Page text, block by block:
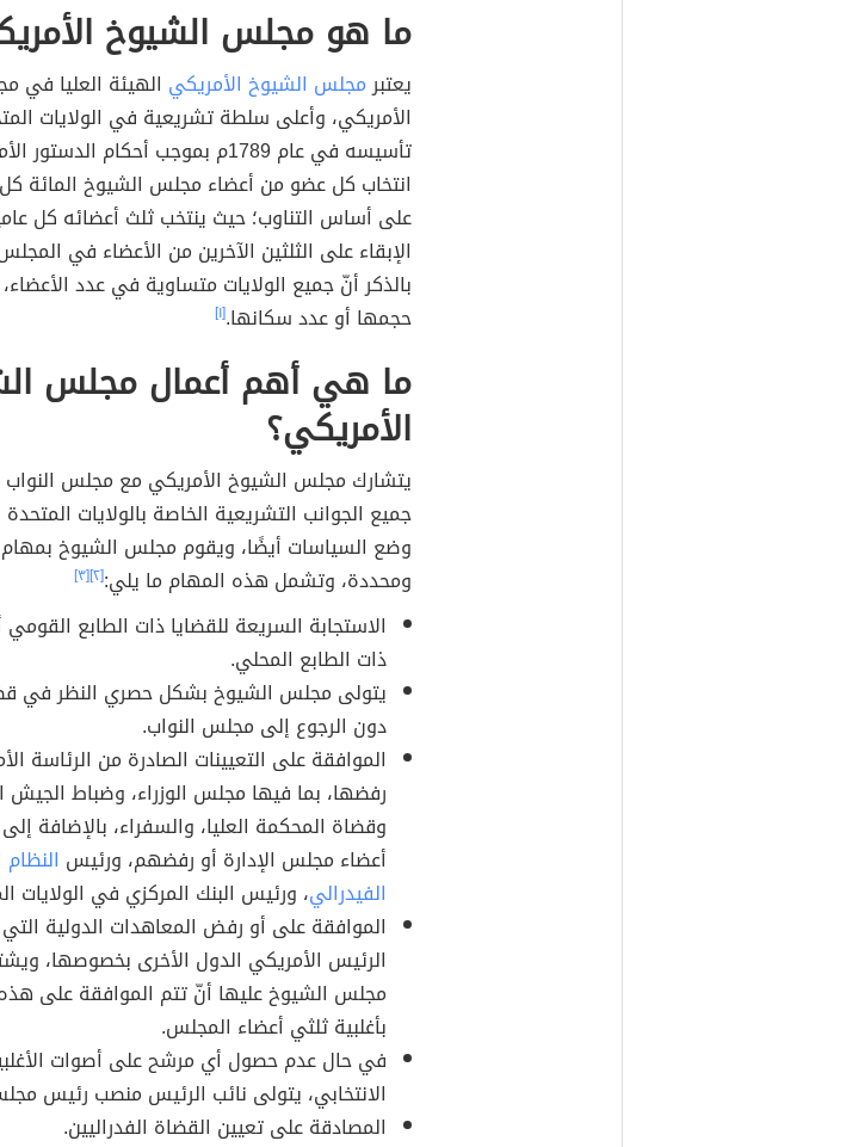
ما هو مجلس الشيوخ
يعتبرمجلس الشيوخ الأمريكي الهيئة العليا
الأمريكي، وأعلى سلطة تشريعية في الولايات
تأسيسه في عام 1789م بموجب أحكام
انتخاب كل عضو من أعضاء مجلس الشيوخ المائة
على أساس التناوب؛ حيث ينتخب ثلث أعضائه كل
الإبقاء على الثلثين الآخرين من الأعضاء في
بالذكر أنّ جميع الولايات متساوية في عدد
حجمها أو عدد سكانها.[١]
ما هي أهم أعمال مجلس
الأمريكي؟
يتشارك مجلس الشيوخ الأمريكي مع مجلس
جميع الجوانب التشريعية الخاصة بالولايات
وضع السياسات أيضًا، ويقوم مجلس الشيوخ
ومحددة، وتشمل هذه المهام ما يلي:[٢] [٣]
الاستجابة السريعة للقضايا ذات الطابع
ذات الطابع المحلي.
يتولى مجلس الشيوخ بشكل حصري النظر في
دون الرجوع إلى مجلس النواب.
الموافقة على التعيينات الصادرة من الرئاسة
رفضها، بما فيها مجلس الوزراء، وضباط الجيش
وقضاة المحكمة العليا، والسفراء، بالإضافة
أعضاء مجلس الإدارة أو رفضهم، ورئيس
الفيدرالي، ورئيس البنك المركزي في الولايات
الموافقة على أو رفض المعاهدات الدولية
الرئيس الأمريكي الدول الأخرى بخصوصها،
مجلس الشيوخ عليها أنّ تتم الموافقة على
بأغلبية ثلثي أعضاء المجلس.
في حال عدم حصول أي مرشح على أصوات
الانتخابي، يتولى نائب الرئيس منصب رئيس
المصادقة على تعيين القضاة الفدراليين.